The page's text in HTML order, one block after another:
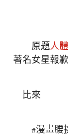
原題人
著名女星報歉
比來
#漫畫腰